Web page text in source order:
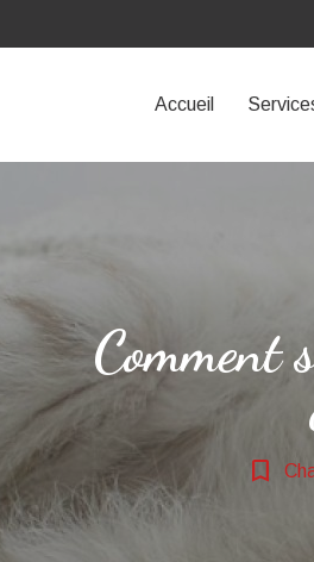
Accueil
Comment
bookmark_border